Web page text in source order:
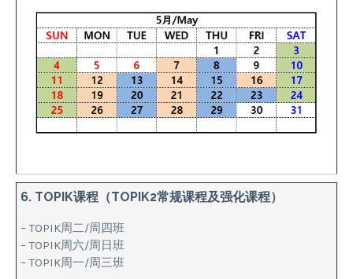
6. TOPIK课程（TOPIK2常规课程及强化课程）
– TOPIK周二/周四班
– TOPIK周六/周日班
– TOPIK周一/周三班